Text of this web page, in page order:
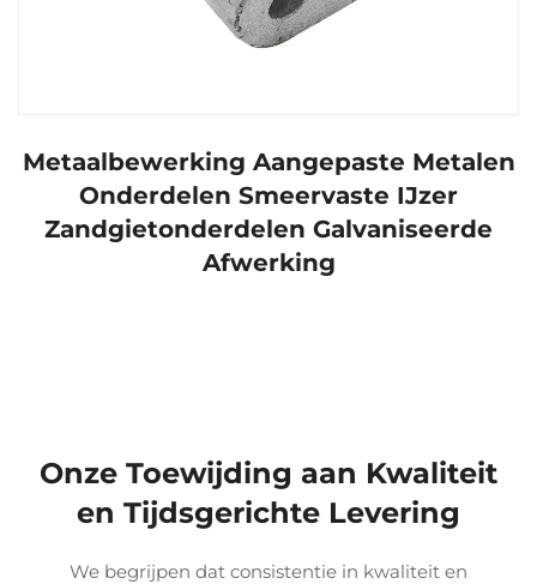
Metaalbewerking Aangepaste Metalen
Onderdelen Smeervaste IJzer
Zandgietonderdelen Galvaniseerde
Afwerking
Onze Toewijding aan Kwaliteit
en Tijdsgerichte Levering
We begrijpen dat consistentie in kwaliteit en